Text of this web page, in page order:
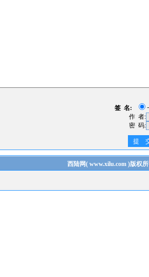
签 名:
作 者:
密 码:
提
西陆网( www.xilu.com)版权